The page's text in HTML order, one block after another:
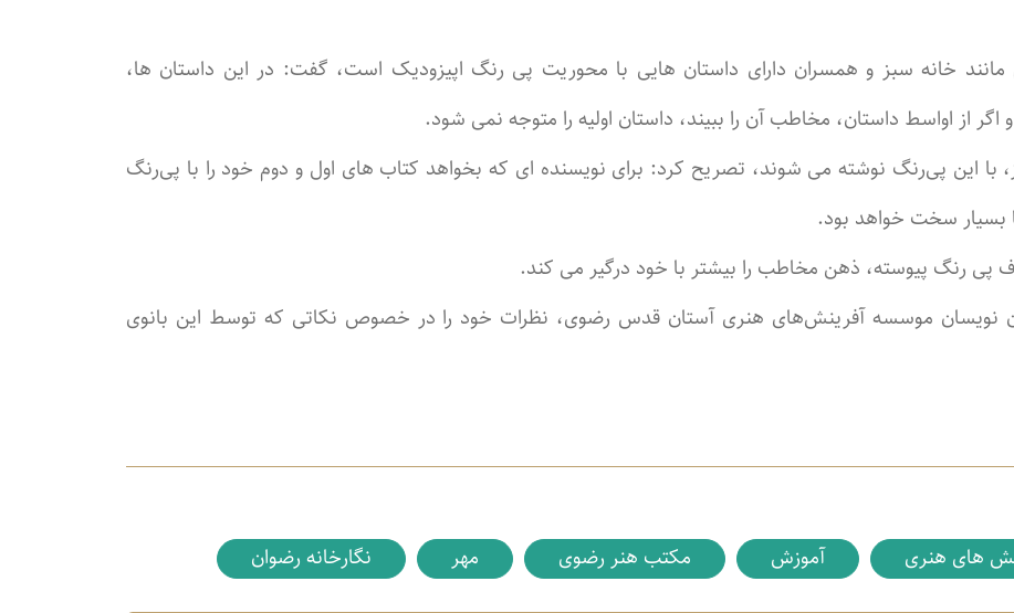
مانند خانه سبز و همسران دارای داستان هایی با محوریت پی رنگ اپیزودیک است، گفت: در این داستان ها،
اواسط داستان، مخاطب آن را ببیند، داستان اولیه را متوجه نمی شود.
با این پی‌رنگ نوشته می شوند، تصریح کرد: برای نویسنده ای که بخواهد کتاب های اول و دوم خود را با پی‌رنگ
بسیار سخت خواهد بود.
پی رنگ پیوسته، ذهن مخاطب را بیشتر با خود درگیر می کند.
نویسان موسسه آفرینش‌های هنری آستان قدس رضوی، نظرات خود را در خصوص نکاتی که توسط این بانوی
های هنری آموزش مکتب هنر رضوی مهر نگارخانه رضوان